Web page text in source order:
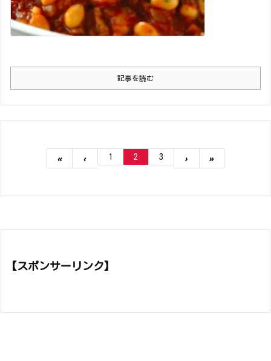
記事を読む
« ‹ 1 2 3 › »
【スポンサーリンク】